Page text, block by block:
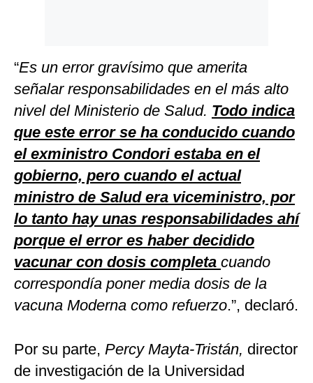
“Es un error gravísimo que amerita
señalar responsabilidades en el más alto
nivel del Ministerio de Salud. Todo indica
que este error se ha conducido cuando
el exministro Condori estaba en el
gobierno, pero cuando el actual
ministro de Salud era viceministro, por
lo tanto hay unas responsabilidades ahí
porque el error es haber decidido
vacunar con dosis completa cuando
correspondía poner media dosis de la
vacuna Moderna como refuerzo.”, declaró.
Por su parte, Percy Mayta-Tristán, director
de investigación de la Universidad